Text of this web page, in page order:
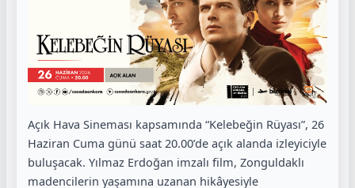
Açık Hava Sineması kapsamında “Kelebeğin Rüyası”, 26
Haziran Cuma günü saat 20.00’de açık alanda izleyiciyle
buluşacak. Yılmaz Erdoğan imzalı film, Zonguldaklı
madencilerin yaşamına uzanan hikâyesiyle